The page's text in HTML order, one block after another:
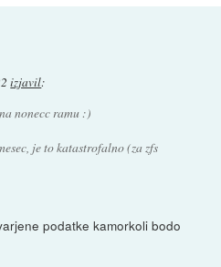
izjavil:
nonecc ramu :)
je to katastrofalno (za zfs
podatke kamorkoli bodo